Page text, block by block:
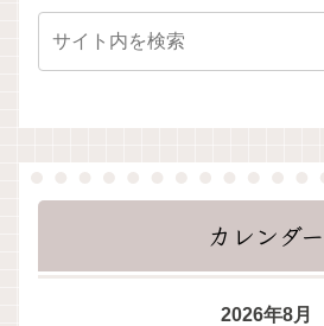
カレンダー
2026年8月